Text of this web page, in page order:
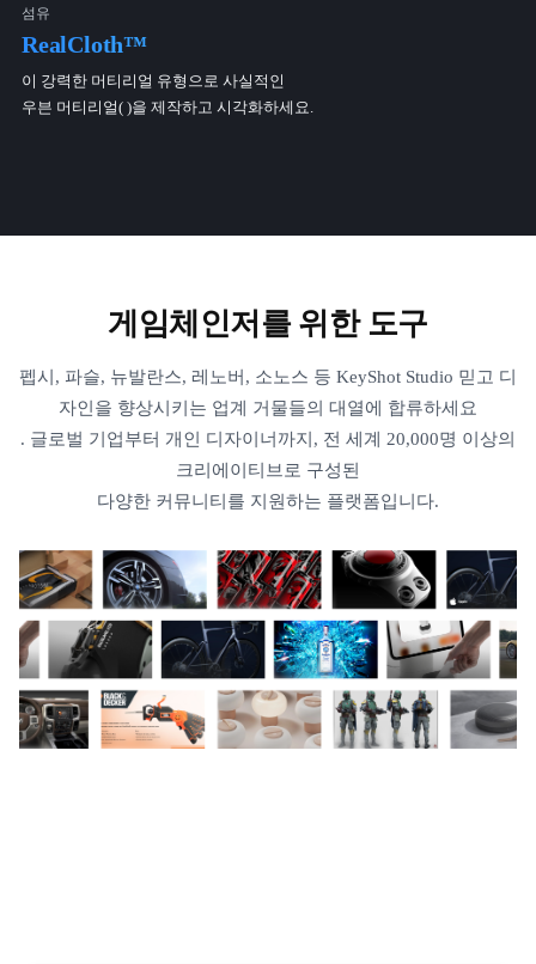
섬유
RealCloth™
이 강력한 머티리얼 유형으로 사실적인
우븐 머티리얼( )을 제작하고 시각화하세요.
게임체인저를 위한 도구
펩시, 파슬, 뉴발란스, 레노버, 소노스 등 KeyShot Studio 믿고 디
자인을 향상시키는 업계 거물들의 대열에 합류하세요
. 글로벌 기업부터 개인 디자이너까지, 전 세계 20,000명 이상의
크리에이티브로 구성된
다양한 커뮤니티를 지원하는 플랫폼입니다.